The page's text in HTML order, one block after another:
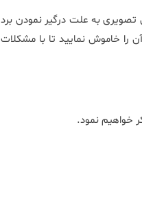
به علت درگیر نمودن برد
خاموش نمایید تا با مشکلات
خواهیم نمود.